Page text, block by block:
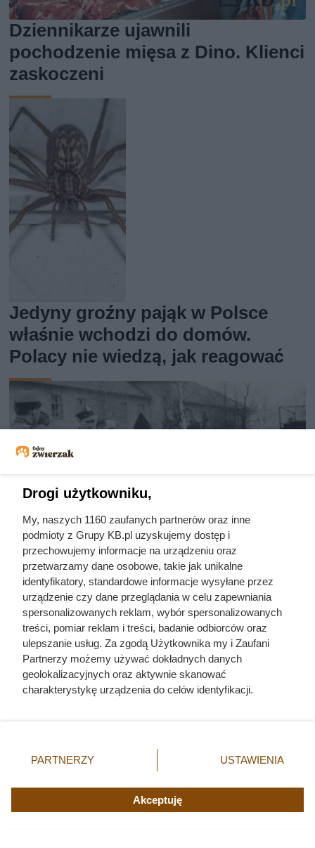
Dziennikarze ujawnili
pochodzenie mięsa z Dino. Klienci
zaskoczeni
Jedyny groźny pająk w Polsce
właśnie wchodzi do domów.
Polacy nie wiedzą, jak reagować
Ostatnie godziny komendanta
Auschwitz. Odtajnione zdjęcia
pokazują, co działo się przed
szubienicą
Drogi użytkowniku,
My, naszych 1160 zaufanych partnerów oraz inne
podmioty z Grupy KB.pl uzyskujemy dostęp i
przechowujemy informacje na urządzeniu oraz
przetwarzamy dane osobowe, takie jak unikalne
identyfikatory, standardowe informacje wysyłane przez
urządzenie czy dane przeglądania w celu zapewniania
spersonalizowanych reklam, wybór spersonalizowanych
treści, pomiar reklam i treści, badanie odbiorców oraz
ulepszanie usług. Za zgodą Użytkownika my i Zaufani
Partnerzy możemy używać dokładnych danych
geolokalizacyjnych oraz aktywnie skanować
charakterystykę urządzenia do celów identyfikacji.
zmienić/wycofać klikając przycisk ustawień prywatności
znajdujący się w lewym dolnym rogu strony. Niektóre
użytkownika, ale masz prawo sprzeciwić się takiemu
przetwarzaniu. Preferencje będą miały zastosowania tylko
PARTNERZY USTAWIENIA
Akceptuję